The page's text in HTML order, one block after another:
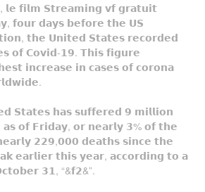
𝗳𝗶𝗹𝗺 𝗦𝘁𝗿𝗲𝗮𝗺𝗶𝗻𝗴 𝘃𝗳 𝗴𝗿𝗮𝘁𝘂𝗶𝘁
𝗳𝗼𝘂𝗿 𝗱𝗮𝘆𝘀 𝗯𝗲𝗳𝗼𝗿𝗲 𝘁𝗵𝗲 𝗨𝗦
𝘁𝗵𝗲 𝗨𝗻𝗶𝘁𝗲𝗱 𝗦𝘁𝗮𝘁𝗲𝘀 𝗿𝗲𝗰𝗼𝗿𝗱𝗲𝗱
𝗼𝗳 𝗖𝗼𝘃𝗶𝗱-𝟭𝟵. 𝗧𝗵𝗶𝘀 𝗳𝗶𝗴𝘂𝗿𝗲
𝗶𝗻𝗰𝗿𝗲𝗮𝘀𝗲 𝗶𝗻 𝗰𝗮𝘀𝗲𝘀 𝗼𝗳 𝗰𝗼𝗿𝗼𝗻𝗮
𝗦𝘁𝗮𝘁𝗲𝘀 𝗵𝗮𝘀 𝘀𝘂𝗳𝗳𝗲𝗿𝗲𝗱 𝟵 𝗺𝗶𝗹𝗹𝗶𝗼𝗻
𝗼𝗳 𝗙𝗿𝗶𝗱𝗮𝘆, 𝗼𝗿 𝗻𝗲𝗮𝗿𝗹𝘆 𝟯% 𝗼𝗳 𝘁𝗵𝗲
𝟮𝟮𝟵,𝟬𝟬𝟬 𝗱𝗲𝗮𝘁𝗵𝘀 𝘀𝗶𝗻𝗰𝗲 𝘁𝗵𝗲
𝗲𝗮𝗿𝗹𝗶𝗲𝗿 𝘁𝗵𝗶𝘀 𝘆𝗲𝗮𝗿, 𝗮𝗰𝗰𝗼𝗿𝗱𝗶𝗻𝗴 𝘁𝗼 𝗮
𝟯𝟭, “&𝗳𝟮&”.